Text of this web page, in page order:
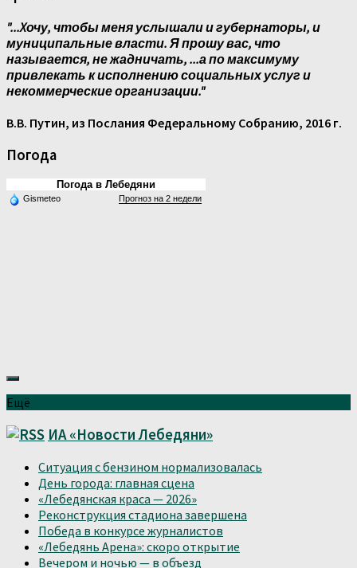
"...Xочу, чтобы меня услышали и губернаторы, и
муниципальные власти. Я прошу вас, что
называется, не жадничать, ...а по максимуму
привлекать к исполнению социальных услуг и
некоммерческие организации."
В.В. Путин, из Послания Федеральному Собранию, 2016 г.
Погода
Погода в Лебедяни
Gismeteo Прогноз на 2 недели
Ещё
ИА «Новости Лебедяни»
Ситуация с бензином нормализовалась
День города: главная сцена
«Лебедянская краса — 2026»
Реконструкция стадиона завершена
Победа в конкурсе журналистов
«Лебедянь Арена»: скоро открытие
Вечером и ночью — в объезд